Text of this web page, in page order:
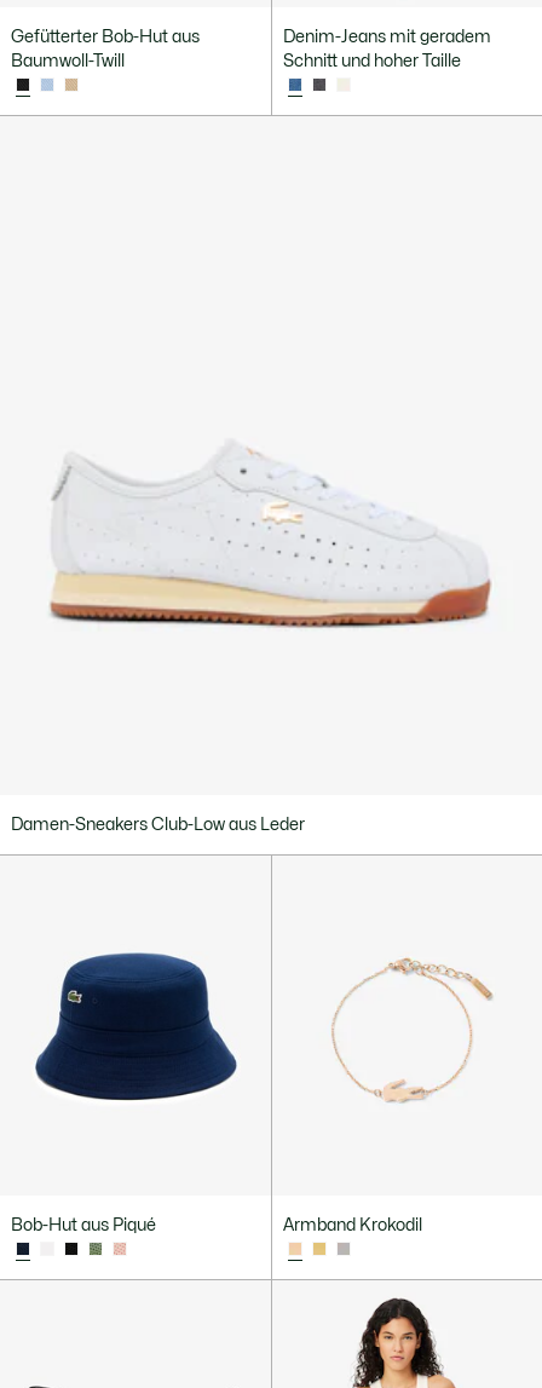
Gefütterter Bob-Hut aus
Baumwoll-Twill
Denim-Jeans mit geradem
Schnitt und hoher Taille
Damen-Sneakers Club-Low aus Leder
Bob-Hut aus Piqué Armband Krokodil